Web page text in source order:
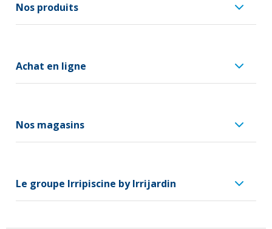
Nos produits
Achat en ligne
Nos magasins
Le groupe Irripiscine by Irrijardin